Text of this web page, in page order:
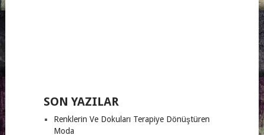
SON YAZILAR
Renklerin Ve Dokuları Terapiye Dönüştüren
Moda